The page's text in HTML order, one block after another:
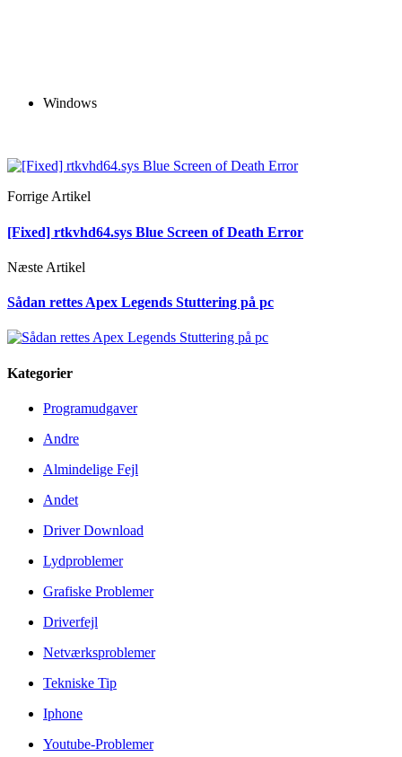
Windows
Forrige Artikel
[Fixed] rtkvhd64.sys Blue Screen of Death Error
Næste Artikel
Sådan rettes Apex Legends Stuttering på pc
Kategorier
Programudgaver
Andre
Almindelige Fejl
Andet
Driver Download
Lydproblemer
Grafiske Problemer
Driverfejl
Netværksproblemer
Tekniske Tip
Iphone
Youtube-Problemer